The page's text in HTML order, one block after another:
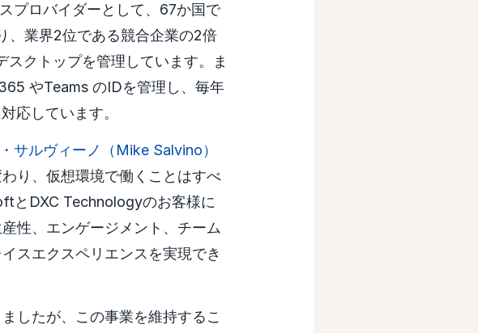
プロバイダーとして、67か国で
、業界2位である競合企業の2倍
クトップを管理しています。ま
やTeams のIDを管理し、毎年
応しています。
サルヴィーノ（Mike Salvino）
り、仮想環境で働くことはすべ
とDXC Technologyのお客様に
性、エンゲージメント、チーム
スエクスペリエンスを実現でき
したが、この事業を維持するこ